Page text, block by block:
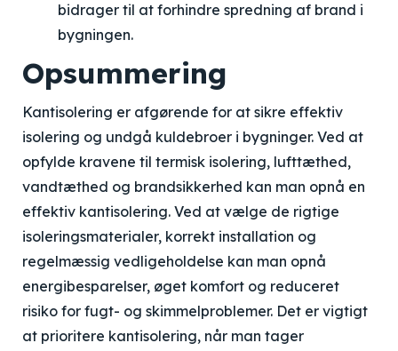
bidrager til at forhindre spredning af brand i
bygningen.
Opsummering
Kantisolering er afgørende for at sikre effektiv
isolering og undgå kuldebroer i bygninger. Ved at
opfylde kravene til termisk isolering, lufttæthed,
vandtæthed og brandsikkerhed kan man opnå en
effektiv kantisolering. Ved at vælge de rigtige
isoleringsmaterialer, korrekt installation og
regelmæssig vedligeholdelse kan man opnå
energibesparelser, øget komfort og reduceret
risiko for fugt- og skimmelproblemer. Det er vigtigt
at prioritere kantisolering, når man tager